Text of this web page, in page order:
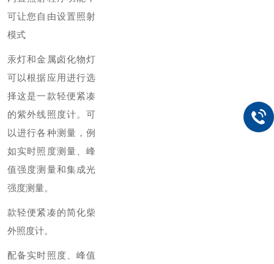
可让您自由设置照射
模式
汞灯和金属卤化物灯
可以根据应用进行选
择这是一款轻便紧凑
的紫外线照度计。可
以进行各种测量，例
如实时照度测量、峰
值强度测量和集成光
强度测量。
款轻便紧凑的简化柴
外照度计。
配备实时照度、峰值